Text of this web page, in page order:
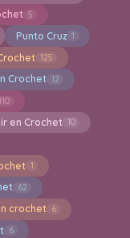
5
Punto Cruz 1
125
Crochet 12
en Crochet 10
1
62
crochet 6
6